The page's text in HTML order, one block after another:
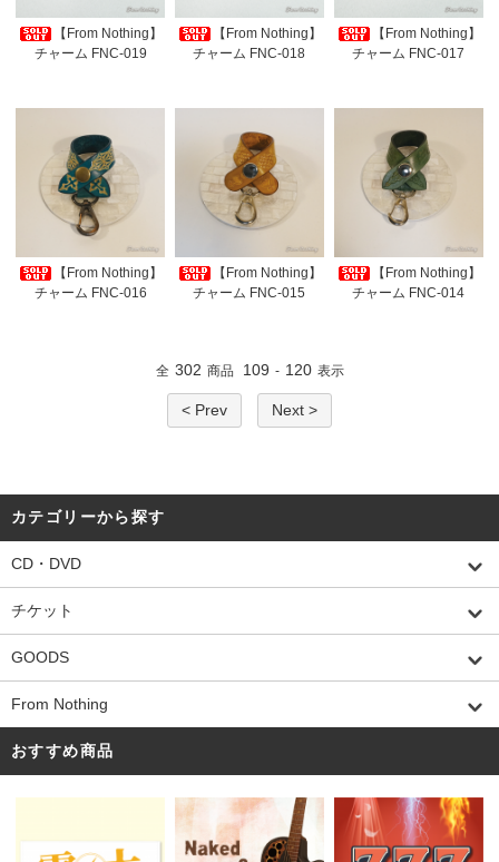
【From Nothing】
チャーム FNC-019
【From Nothing】
チャーム FNC-018
【From Nothing】
チャーム FNC-017
【From Nothing】
チャーム FNC-016
【From Nothing】
チャーム FNC-015
【From Nothing】
チャーム FNC-014
全 302 商品 109 - 120 表示
< Prev Next >
カテゴリーから探す
CD・DVD
チケット
GOODS
From Nothing
おすすめ商品